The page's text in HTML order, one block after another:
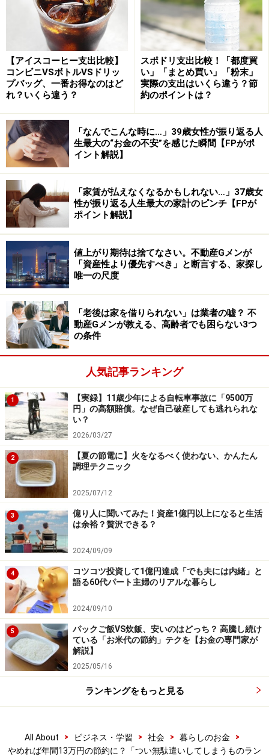
これらを合計すると、なんと年間で約13万円に！
これは
いわゆる「ラテマネー」と呼ばれる考え方です。 日々の
小さな出費が、長い目で見ると無視できない金額になっ
ているというものです。
さらに、これだと財布は痩せても体重は膨らむ一方……。
太ったなと思って今度はジムに通い始めれば、今度はジ
ム代でさらに財布が痩せていく……まさに無駄遣いの無限
ループです。
もちろん、ご褒美や気分転換はストレス社会を生きてい
く上で大切なこと。でも、 そのスイーツがご褒美ではな
く習慣になっているのだとしたら、それはちょっと見直
しどきかもしれません。
無駄遣いを減らすにはどうすればいい？
この調査では、「無駄遣いを減らすために意識している
こと」も尋ねています。多くの人が実践している方法の
中からピックアップして、筆者が特に効果的だと感じる
3つの工夫を紹介します。
◆買い物の回数を減らす
買い物の回数が増えるほど、食費も増える傾向がありま
す。その理由は「ついで買い」や特売品に手が伸びるか
ら。頻繁に行くほど無駄遣いが増えやすく、時間や交通
費もかさみます。「今日は行かない」というルールを決
めるだけで、家計はずいぶんスリムになりますよ。
◆買い物リストをつくる
目的が「牛乳だけ」だったのに、なぜか袋いっぱいにな
って帰宅──よくある話です。節約のコツは、数日分の献
立を決め、週1～2回のまとめ買い＋買い物リストの活用
です。リストがないと、スーパーは「誘惑のテーマパー
ク」に早変わり。ぜひ、買い物前にリストをつくる癖を
つけましょう。
◆予算を決める
食費は、あらかじめ予算の上限を決めておくことが効果
的です。「今月はあといくら使えるか」を意識すること
して管理する
と、さらに効果的。現金封筒やスマホのメ
モ機能などを活用して、予算内でやりくりする習慣をつ
【アイスコーヒー支出比較】
コンビニVSボトルVSドリッ
プバッグ、一番お得なのはど
れ？いくら違う？
スポドリ支出比較！「都度買
い」「まとめ買い」「粉末」
実際の支出はいくら違う？節
約のポイントは？
「なんでこんな時に…」39歳女性が振り返る人
生最大の“お金の不安”を感じた瞬間【FPがポ
イント解説】
「家賃が払えなくなるかもしれない…」37歳女
性が振り返る人生最大の家計のピンチ【FPが
ポイント解説】
値上がり期待は捨てなさい。不動産Gメンが
「資産性より優先すべき」と断言する、家探し
唯一の尺度
「老後は家を借りられない」は業者の嘘？ 不
動産Gメンが教える、高齢者でも困らない3つ
の条件
人気記事ランキング
1
【実録】11歳少年による自転車事故に「9500万
円」の高額賠償。なぜ自己破産しても逃れられな
い？
2026/03/27
2
【夏の節電に】火をなるべく使わない、かんたん
調理テクニック
2025/07/12
3
億り人に聞いてみた！資産1億円以上になると生活
は余裕？贅沢できる？
2024/09/09
4
コツコツ投資して1億円達成「でも夫には内緒」と
語る60代パート主婦のリアルな暮らし
2024/09/10
5
パックご飯VS炊飯、安いのはどっち？ 高騰し続け
ている「お米代の節約」テクを【お金の専門家が
解説】
2025/05/16
ランキングをもっと見る
All About > ビジネス・学習 > 社会 > 暮らしのお金
>
やめれば年間13万円の節約に？「つい無駄遣いしてしまうものラン